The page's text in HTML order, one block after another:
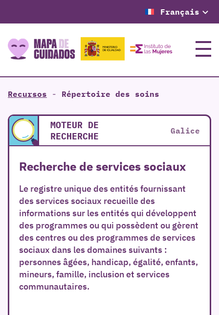
Français
Menu
Recursos - Répertoire des soins
MOTEUR DE
RECHERCHE
Galice
Recherche de services sociaux
Le registre unique des entités fournissant
des services sociaux recueille des
informations sur les entités qui développent
des programmes ou qui possèdent ou gèrent
des centres ou des programmes de services
sociaux dans les domaines suivants :
personnes âgées, handicap, égalité, enfants,
mineurs, famille, inclusion et services
communautaires.